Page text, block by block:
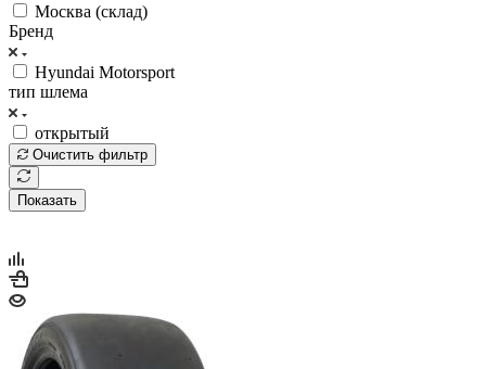
Москва (склад)
Бренд
Hyundai Motorsport
тип шлема
открытый
Очистить фильтр
Показать